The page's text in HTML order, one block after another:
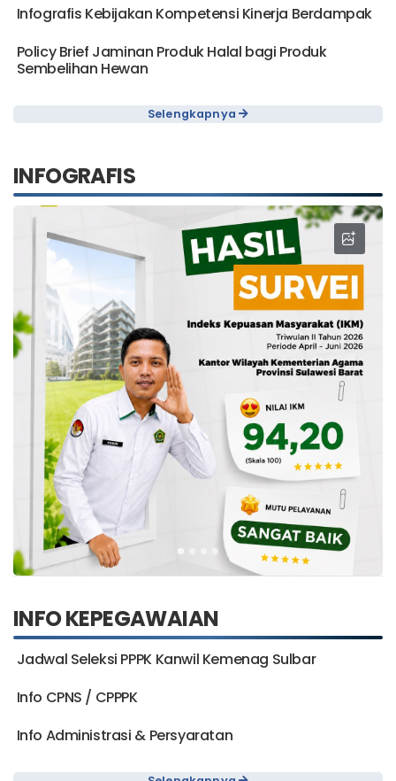
Infografis Kebijakan Kompetensi Kinerja Berdampak
Policy Brief Jaminan Produk Halal bagi Produk
Sembelihan Hewan
Selengkapnya
INFOGRAFIS
INFO KEPEGAWAIAN
Jadwal Seleksi PPPK Kanwil Kemenag Sulbar
Info CPNS / CPPPK
Info Administrasi & Persyaratan